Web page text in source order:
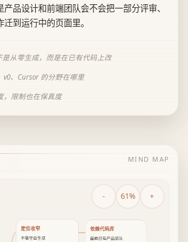
品设计和前端团队会不会把一部分评审、
到运行中的页面里。
是从零生成，而是在已有代码上改
v0、Cursor 的分野在哪里
，限制也在保真度
MIND MAP
- 61% +
定位收窄
不做空白生成
依赖代码库
面向已有产品团队